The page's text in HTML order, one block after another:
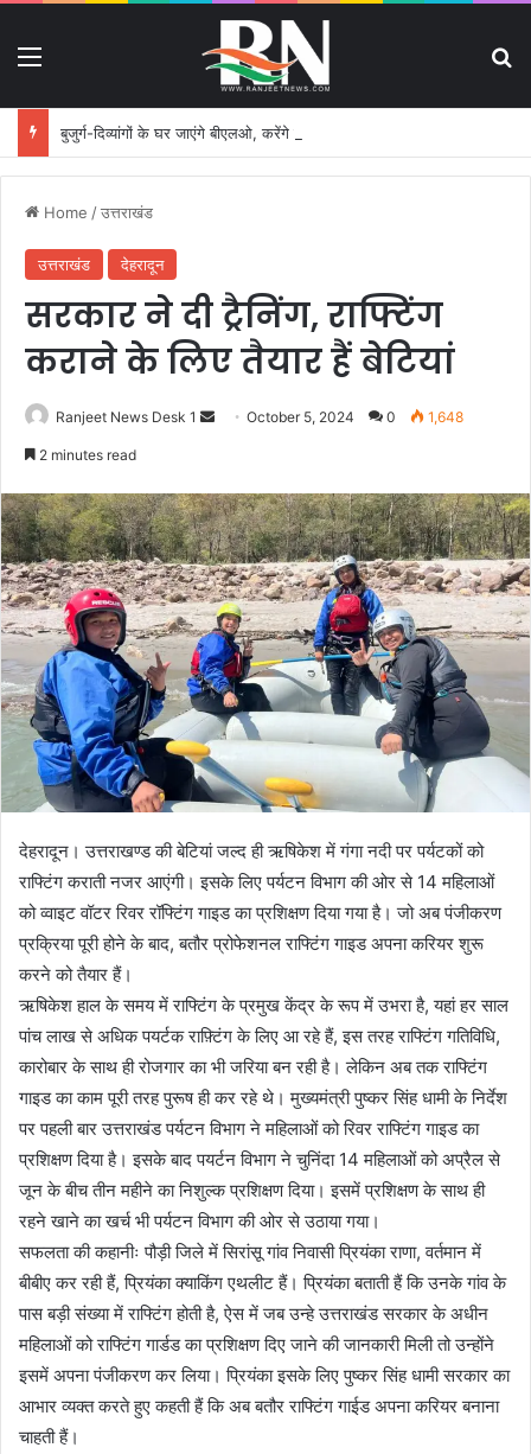
बुजुर्ग-दिव्यांगों के घर जाएंगे बीएलओ, करेंगे नोटिसों का निस्तारण
Home /उत्तराखंड
उत्तराखंड देहरादून
सरकार ने दी ट्रैनिंग, राफ्टिंग
कराने के लिए तैयार हैं बेटियां
Ranjeet News Desk 1
d
a
n
e
m
a
i
l
October 5, 2024 0 1,648
2 minutes read
देहरादून। उत्तराखण्ड की बेटियां जल्द ही ऋषिकेश में गंगा नदी पर पर्यटकों को
राफ्टिंग कराती नजर आएंगी। इसके लिए पर्यटन विभाग की ओर से 14 महिलाओं
को व्वाइट वॉटर रिवर रॉफ्टिंग गाइड का प्रशिक्षण दिया गया है। जो अब पंजीकरण
प्रक्रिया पूरी होने के बाद, बतौर प्रोफेशनल राफ्टिंग गाइड अपना करियर शुरू
करने को तैयार हैं।
ऋषिकेश हाल के समय में राफ्टिंग के प्रमुख केंद्र के रूप में उभरा है, यहां हर साल
पांच लाख से अधिक पयर्टक राफ़्टिंग के लिए आ रहे हैं, इस तरह राफ्टिंग गतिविधि,
कारोबार के साथ ही रोजगार का भी जरिया बन रही है। लेकिन अब तक राफ्टिंग
गाइड का काम पूरी तरह पुरूष ही कर रहे थे। मुख्यमंत्री पुष्कर सिंह धामी के निर्देश
पर पहली बार उत्तराखंड पर्यटन विभाग ने महिलाओं को रिवर राफ्टिंग गाइड का
प्रशिक्षण दिया है। इसके बाद पयर्टन विभाग ने चुनिंदा 14 महिलाओं को अप्रैल से
जून के बीच तीन महीने का निशुल्क प्रशिक्षण दिया। इसमें प्रशिक्षण के साथ ही
रहने खाने का खर्च भी पर्यटन विभाग की ओर से उठाया गया।
सफलता की कहानीः पौड़ी जिले में सिरांसू गांव निवासी प्रियंका राणा, वर्तमान में
बीबीए कर रही हैं, प्रियंका क्याकिंग एथलीट हैं। प्रियंका बताती हैं कि उनके गांव के
पास बड़ी संख्या में राफ्टिंग होती है, ऐस में जब उन्हे उत्तराखंड सरकार के अधीन
महिलाओं को राफ्टिंग गार्डड का प्रशिक्षण दिए जाने की जानकारी मिली तो उन्होंने
इसमें अपना पंजीकरण कर लिया। प्रियंका इसके लिए पुष्कर सिंह धामी सरकार का
आभार व्यक्त करते हुए कहती हैं कि अब बतौर राफ्टिंग गाईड अपना करियर बनाना
चाहती हैं।